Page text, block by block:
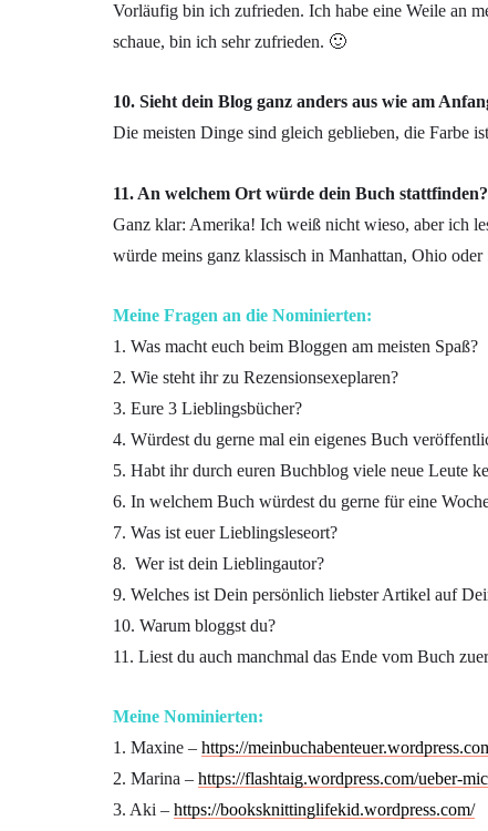
Vorläufig bin ich zufrieden. Ich habe eine Weile an
schaue, bin ich sehr zufrieden. 🙂
10. Sieht dein Blog ganz anders aus wie am
Die meisten Dinge sind gleich geblieben, die Farbe
11. An welchem Ort würde dein Buch stattfinden?
Ganz klar: Amerika! Ich weiß nicht wieso, aber ich
würde meins ganz klassisch in Manhattan, Ohio oder
Meine Fragen an die Nominierten:
1. Was macht euch beim Bloggen am meisten Spaß?
2. Wie steht ihr zu Rezensionsexeplaren?
3. Eure 3 Lieblingsbücher?
4. Würdest du gerne mal ein eigenes Buch
5. Habt ihr durch euren Buchblog viele neue Leute
6. In welchem Buch würdest du gerne für eine
7. Was ist euer Lieblingsleseort?
8. Wer ist dein Lieblingautor?
9. Welches ist Dein persönlich liebster Artikel auf
10. Warum bloggst du?
11. Liest du auch manchmal das Ende vom Buch
Meine Nominierten:
1. Maxine – https://
2. Marina – https://flashtaig.wordpress.com/ueber-
3. Aki – https://booksknittinglifekid.wordpress.com/